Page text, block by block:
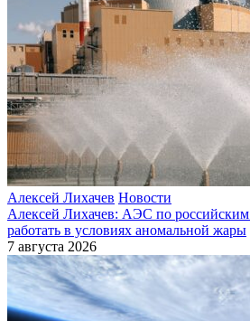
Алексей Лихачев Новости
Алексей Лихачев: АЭС по российским
работать в условиях аномальной жары
7 августа 2026